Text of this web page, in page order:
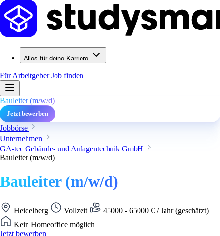
Alles für deine Karriere
Für ArbeitgeberJob finden
Bauleiter (m/w/d)
Jetzt bewerben
Jobbörse
Unternehmen
GA-tec Gebäude- und Anlagentechnik GmbH
Bauleiter (m/w/d)
Bauleiter (m/w/d)
Heidelberg Vollzeit
45000 - 65000 € / Jahr (geschätzt)
Kein Homeoffice möglich
Jetzt bewerben